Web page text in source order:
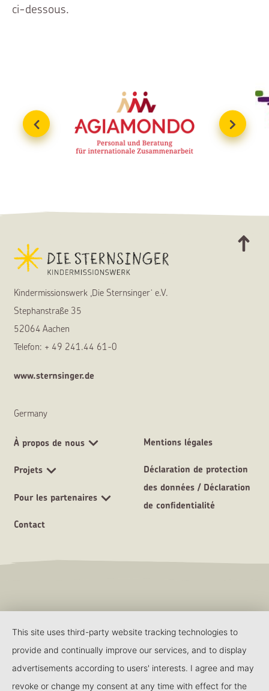
ci-dessous.
Vorheriger Slide
Kindermissionswerk ,Die Sternsinger‘ e.V.
Stephanstraße 35
52064 Aachen
Telefon: + 49 241.44 61-0
www.sternsinger.de
Germany
À propos de nous
Projets
Pour les partenaires
Contact
Mentions légales
Déclaration de protection
des données / Déclaration
de confidentialité
This site uses third-party website tracking technologies to
provide and continually improve our services, and to display
advertisements according to users' interests. I agree and may
revoke or change my consent at any time with effect for the